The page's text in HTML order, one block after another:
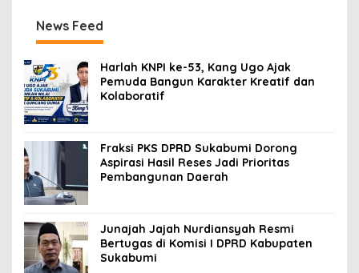
News Feed
Harlah KNPI ke-53, Kang Ugo Ajak
Pemuda Bangun Karakter Kreatif dan
Kolaboratif
Fraksi PKS DPRD Sukabumi Dorong
Aspirasi Hasil Reses Jadi Prioritas
Pembangunan Daerah
Junajah Jajah Nurdiansyah Resmi
Bertugas di Komisi I DPRD Kabupaten
Sukabumi